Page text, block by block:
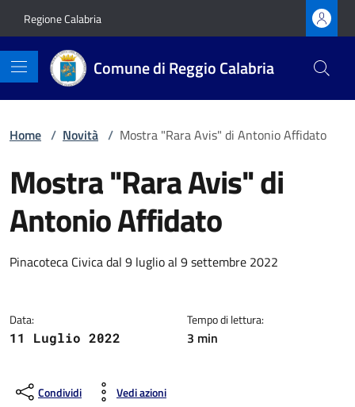
Regione Calabria
Comune di Reggio Calabria
Home / Novità / Mostra "Rara Avis" di Antonio Affidato
Mostra "Rara Avis" di
Antonio Affidato
Dettagli della notizia
Pinacoteca Civica dal 9 luglio al 9 settembre 2022
Data:
11 Luglio 2022
Tempo di lettura:
3 min
Condividi Vedi azioni